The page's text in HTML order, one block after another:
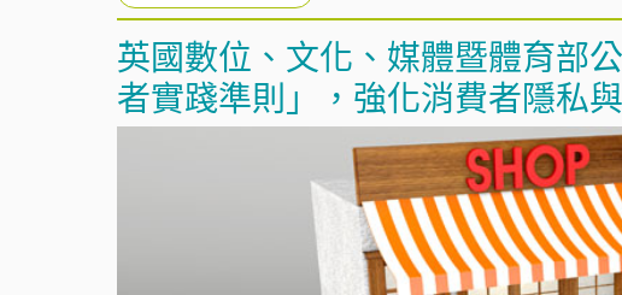
英國數位、文化、媒體暨體育部
者實踐準則」，強化消費者隱私